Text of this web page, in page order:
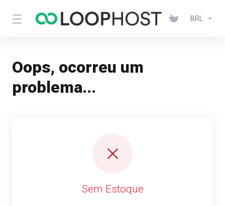
BRL
Oops, ocorreu um
problema...
Sem Estoque